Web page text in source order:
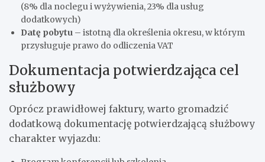
(8% dla noclegu i wyżywienia, 23% dla usług
dodatkowych)
Datę pobytu – istotną dla określenia okresu, w którym
przysługuje prawo do odliczenia VAT
Dokumentacja potwierdzająca cel
służbowy
Oprócz prawidłowej faktury, warto gromadzić
dodatkową dokumentację potwierdzającą służbowy
charakter wyjazdu: